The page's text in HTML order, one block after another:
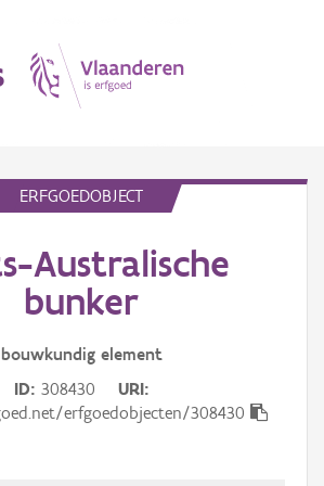
ERFGOEDOBJECT
Australische
bunker
bouwkundig element
ID 308430
URI
erfgoedobjecten/308430